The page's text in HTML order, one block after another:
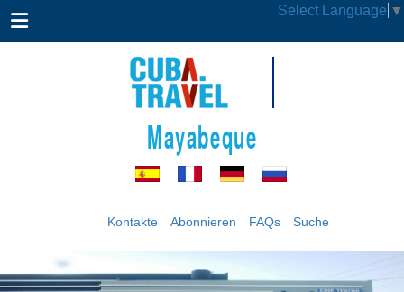
Select Language ▼
Mayabeque
Kontakte Abonnieren FAQs Suche